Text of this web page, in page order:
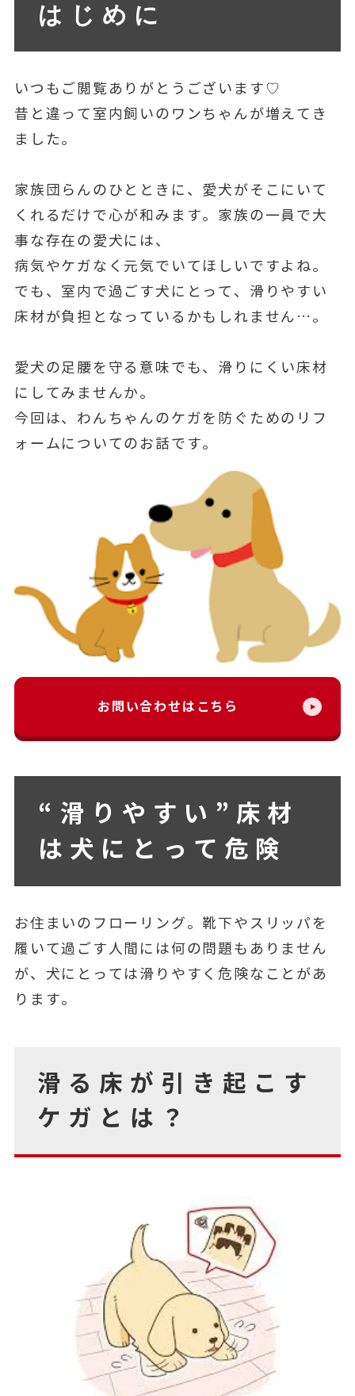
はじめに
いつもご閲覧ありがとうございます♡
昔と違って室内飼いのワンちゃんが増えてき
ました。
家族団らんのひとときに、愛犬がそこにいて
くれるだけで心が和みます。家族の一員で大
事な存在の愛犬には、
病気やケガなく元気でいてほしいですよね。
でも、室内で過ごす犬にとって、滑りやすい
床材が負担となっているかもしれません…。
愛犬の足腰を守る意味でも、滑りにくい床材
にしてみませんか。
今回は、わんちゃんのケガを防ぐためのリフ
ォームについてのお話です。
お問い合わせはこちら
“滑りやすい”床材
は犬にとって危険
お住まいのフローリング。靴下やスリッパを
履いて過ごす人間には何の問題もありません
が、犬にとっては滑りやすく危険なことがあ
ります。
滑る床が引き起こす
ケガとは？